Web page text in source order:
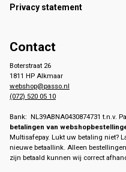
Privacy statement
Contact
Boterstraat 26
1811 HP Alkmaar
webshop@passo.nl
(072) 520 05 10
Bank: NL39ABNA0430874731 t.n.v.
betalingen van
Multisafepay. Lukt uw betaling niet?
nieuwe betaallink. Alleen
zijn betaald kunnen wij correct